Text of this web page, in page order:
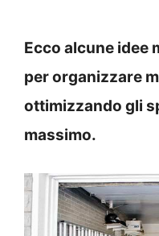
Ecco alcune idee
per organizzare
ottimizzando gli
massimo.